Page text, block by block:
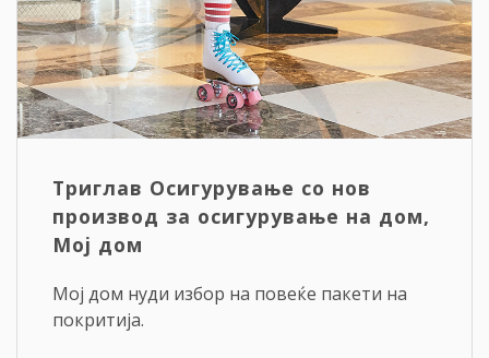
Триглав Осигурување со нов
производ за осигурување на дом,
Мој дом
Мој дом нуди избор на повеќе пакети на
покритија.